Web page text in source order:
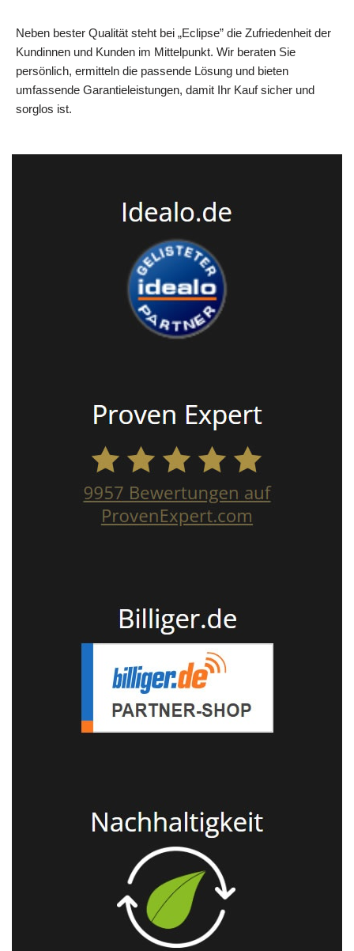
Neben bester Qualität steht bei „Eclipse” die Zufriedenheit der
Kundinnen und Kunden im Mittelpunkt. Wir beraten Sie
persönlich, ermitteln die passende Lösung und bieten
umfassende Garantieleistungen, damit Ihr Kauf sicher und
sorglos ist.